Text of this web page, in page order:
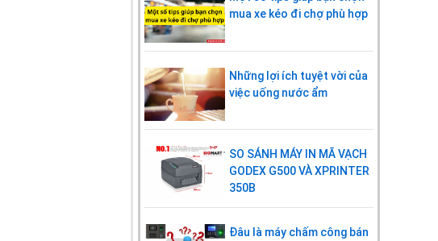
mua xe kéo đi chợ phù hợp
Những lợi ích tuyệt vời của
việc uống nước ẩm
SO SÁNH MÁY IN MÃ VẠCH
GODEX G500 VÀ XPRINTER
350B
Đâu là máy chấm công bán